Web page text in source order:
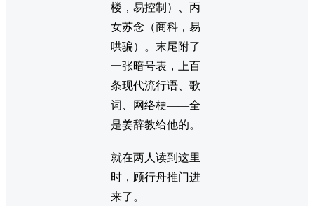
楼，易控制）、丙
女苏念（商科，易
哄骗）。末尾附了
一张暗号表，上百
条现代流行语、歌
词、网络梗——全
是姜辞教给他的。
就在两人读到这里
时，顾行舟推门进
来了。